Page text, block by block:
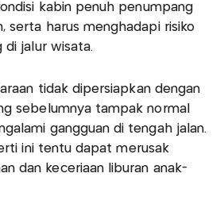
kabin penuh penumpang
serta harus menghadapi risiko
di jalur wisata.
tidak dipersiapkan dengan
sebelumnya tampak normal
gangguan di tengah jalan.
ini tentu dapat merusak
dan keceriaan liburan anak-